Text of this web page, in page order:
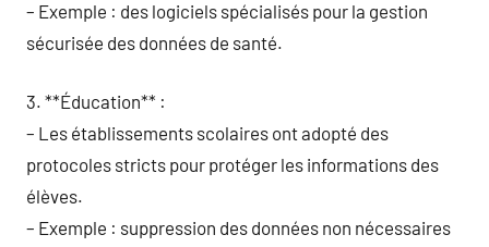
– Exemple : des logiciels spécialisés pour la gestion
sécurisée des données de santé.
3. **Éducation** :
– Les établissements scolaires ont adopté des
protocoles stricts pour protéger les informations des
élèves.
– Exemple : suppression des données non nécessaires